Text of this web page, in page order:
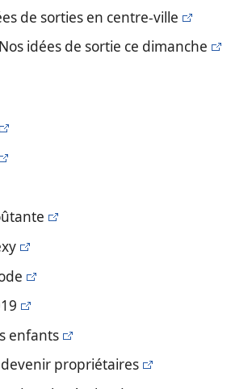
de sorties en centre-ville
idées de sortie ce dimanche
enfants
propriétaires